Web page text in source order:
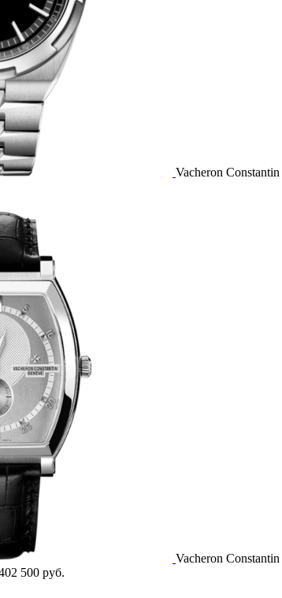
Vacheron Constantin
Vacheron Constantin
500 руб.